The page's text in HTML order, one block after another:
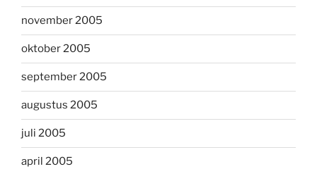
november 2005
oktober 2005
september 2005
augustus 2005
juli 2005
april 2005